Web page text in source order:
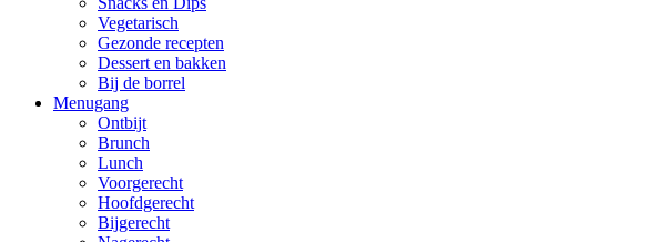
Vegetarisch
Gezonde recepten
Dessert en bakken
Bij de borrel
Menugang
Ontbijt
Brunch
Lunch
Voorgerecht
Hoofdgerecht
Bijgerecht